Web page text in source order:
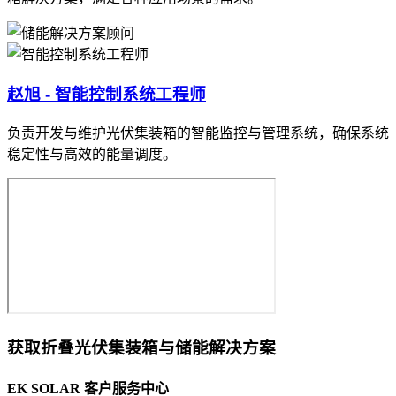
赵旭 - 智能控制系统工程师
负责开发与维护光伏集装箱的智能监控与管理系统，确保系统
稳定性与高效的能量调度。
获取折叠光伏集装箱与储能解决方案
EK SOLAR 客户服务中心